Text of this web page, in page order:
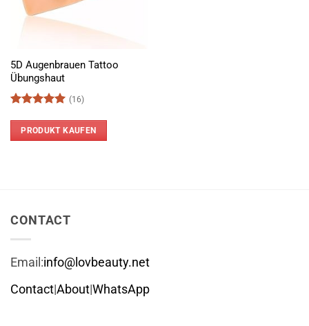
5D Augenbrauen Tattoo
Übungshaut
mit5von
(16)
PRODUKT KAUFEN
CONTACT
Email:info@lovbeauty.net
Contact|About|WhatsApp